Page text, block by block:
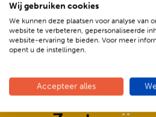
€7.95 p.p.
Wij gebruiken cookies
We kunnen deze plaatsen voor analyse van
website te verbeteren, gepersonaliseerde
website-ervaring te bieden. Voor meer
opent u de instellingen.
Accepteer alles